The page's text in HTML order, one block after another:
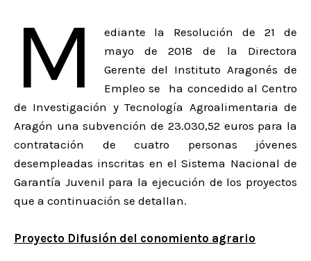
M
ediante la Resolución de 21 de
mayo de 2018 de la Directora
Gerente del Instituto Aragonés de
Empleo se ha concedido al Centro
de Investigación y Tecnología Agroalimentaria de
Aragón una subvención de 23.030,52 euros para la
contratación de cuatro personas jóvenes
desempleadas inscritas en el Sistema Nacional de
Garantía Juvenil para la ejecución de los proyectos
que a continuación se detallan.
Proyecto Difusión del conomiento agrario